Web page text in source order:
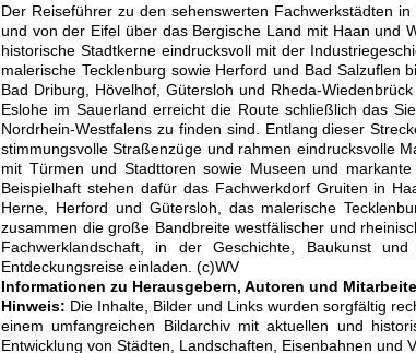
Der Reiseführer zu den sehenswerten Fachwerkstädten
und von der Eifel über das Bergische Land mit Haan und
historische Stadtkerne eindrucksvoll mit der
malerische Tecklenburg sowie Herford und Bad
Bad Driburg, Hövelhof, Gütersloh und Rheda-
Eslohe im Sauerland erreicht die Route schließlich das
Nordrhein-Westfalens zu finden sind. Entlang dieser
stimmungsvolle Straßenzüge und rahmen eindrucksvolle
mit Türmen und Stadttoren sowie Museen und
Beispielhaft stehen dafür das Fachwerkdorf Gruiten in
Herne, Herford und Gütersloh, das malerische
zusammen die große Bandbreite westfälischer und
Fachwerklandschaft, in der Geschichte, Baukunst
Entdeckungsreise einladen. (c)WV
Informationen zu Herausgebern, Autoren und
Hinweis: Die Inhalte, Bilder und Links wurden sorgfältig
einem umfangreichen Bildarchiv mit aktuellen und
Entwicklung von Städten, Landschaften, Eisenbahnen und